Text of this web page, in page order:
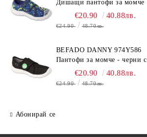
Дишащи пантофи за момче -
сини с топка
€20.90 40.88лв.
€24.90 48.70лв.
BEFADO DANNY 974Y586
Пантофи за момче - черни с
динозавър€20.90 40.88лв.
€24.90 48.70лв.
Абонирай се